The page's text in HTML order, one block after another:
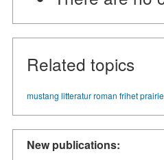
Related topics
mustang litteraturroman frihetprairie
New publications: